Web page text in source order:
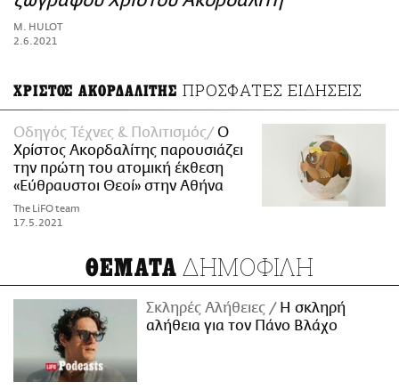
ΑΜΠΑ
PRINT
M. HULOT
2.6.2021
ΧΡΙΣΤΟΣ ΑΚΟΡΔΑΛΙΤΗΣ ΠΡΟΣΦΑΤΕΣ ΕΙΔΗΣΕΙΣ
Οδηγός Τέχνες & Πολιτισμός
Ο
Χρίστος Ακορδαλίτης παρουσιάζει
την πρώτη του ατομική έκθεση
«Εύθραυστοι Θεοί» στην Αθήνα
The LiFO team
17.5.2021
ΘΕΜΑΤΑ ΔΗΜΟΦΙΛΗ
Σκληρές Αλήθειες
H σκληρή
αλήθεια για τον Πάνο Βλάχο